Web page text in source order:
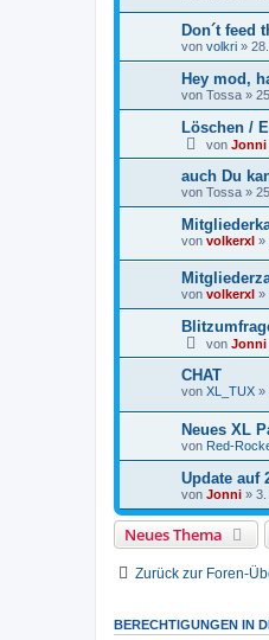
Don´t feed
von volkri »
Hey mod,
von Tossa »
Löschen /
von Jonni
auch Du
von Tossa »
von volkerxl »
von volkerxl »
von Jonni
CHAT
von XL_TUX »
Neues XL
von Red-
Update auf
von Jonni » 3.
Neues Thema
Zurück zur Foren-
BERECHTIGUNGEN IN